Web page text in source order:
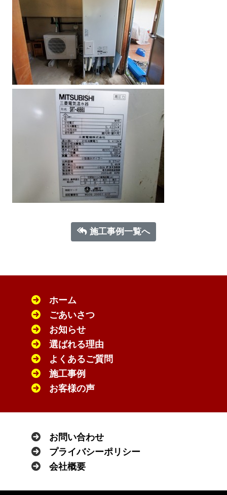
施工事例一覧へ
ホーム
ごあいさつ
お知らせ
選ばれる理由
よくあるご質問
施工事例
お客様の声
お問い合わせ
プライバシーポリシー
会社概要